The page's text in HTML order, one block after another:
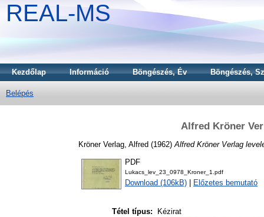
REAL-MS
Kezdőlap Információ Böngészés, Év Böngészés,
Belépés
Alfred Kröner
Kröner Verlag, Alfred (1962) Alfred Kröner Verlag
PDF
Lukacs_lev_23_0978_Kroner_1.pdf
Download (106kB) Előzetes bemutató
Tétel típus:
Kézirat